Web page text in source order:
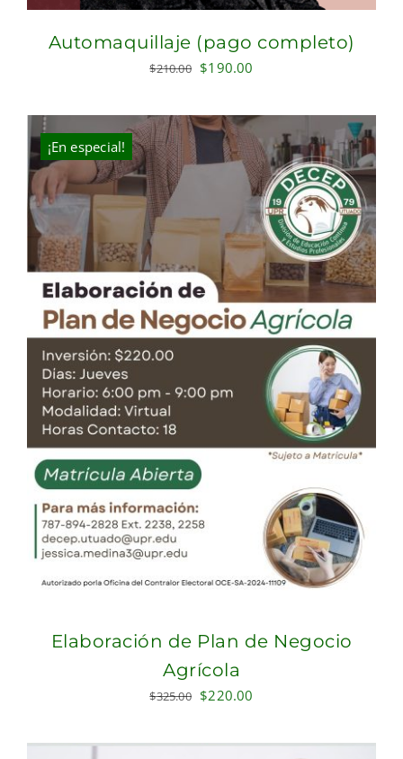
Automaquillaje (pago completo)
$210.00 Original
was:
$210.00.
$190.00
is:
$190.00.
¡En especial!
Elaboración de Plan de Negocio
Agrícola
$325.00 Original
was:
$220.00
is: